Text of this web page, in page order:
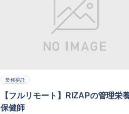
業務委託
【フルリモート】RIZAPの管理栄
保健師